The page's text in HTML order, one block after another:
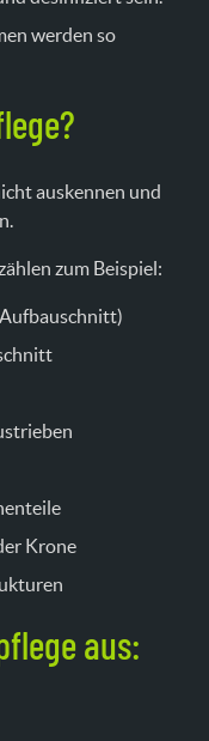
werden so
auskennen und
zum Beispiel:
Krone
aus: